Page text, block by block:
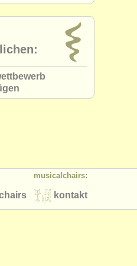
musicalchairs:
kontakt